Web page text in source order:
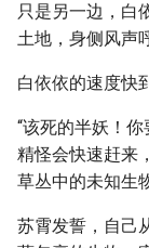
只是另一边，白
土地，身侧风声
白依依的速度快
“该死的半妖！
精怪会快速赶来
草丛中的未知生
苏霄发誓，自己